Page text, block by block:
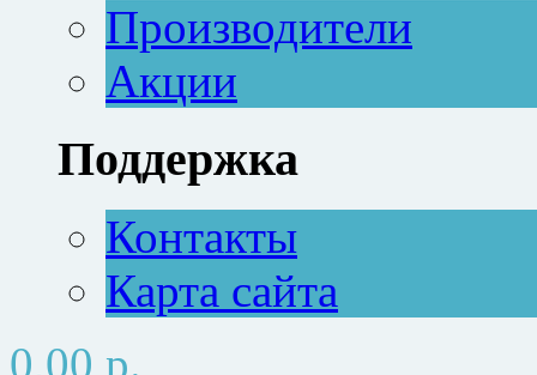
Производители
Акции
Поддержка
Контакты
Карта сайта
0,00 р.